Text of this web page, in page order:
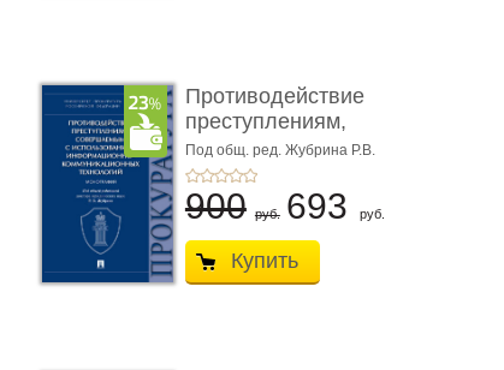
Противодействие
преступлениям,
совершаемым с ...
Под общ. ред. Жубрина Р.В.
900 руб. 693 руб.
Купить